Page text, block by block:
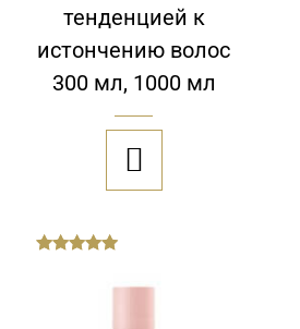
тенденцией к
истончению волос
300 мл, 1000 мл
